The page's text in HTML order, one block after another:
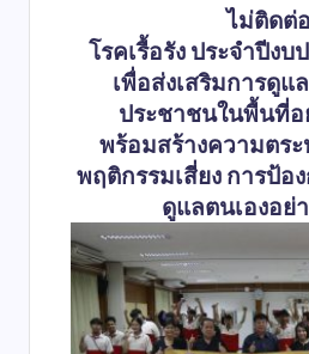
ไม่ติดต่อ
โรคเรื้อรัง ประจำปีง
เพื่อส่งเสริมการดู
ประชาชนในพื้นที่อ
พร้อมสร้างความตร
พฤติกรรมเสี่ยง การป้อ
ดูแลตนเองอย่